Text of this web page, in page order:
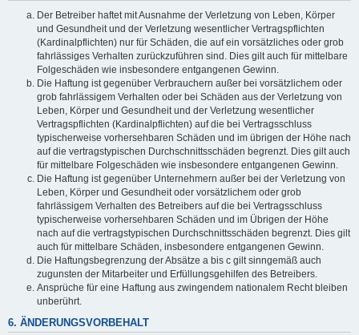
Der Betreiber haftet mit Ausnahme der Verletzung von Leben, Körper
und Gesundheit und der Verletzung wesentlicher Vertragspflichten
(Kardinalpflichten) nur für Schäden, die auf ein vorsätzliches oder grob
fahrlässiges Verhalten zurückzuführen sind. Dies gilt auch für mittelbare
Folgeschäden wie insbesondere entgangenen Gewinn.
Die Haftung ist gegenüber Verbrauchern außer bei vorsätzlichem oder
grob fahrlässigem Verhalten oder bei Schäden aus der Verletzung von
Leben, Körper und Gesundheit und der Verletzung wesentlicher
Vertragspflichten (Kardinalpflichten) auf die bei Vertragsschluss
typischerweise vorhersehbaren Schäden und im übrigen der Höhe nach
auf die vertragstypischen Durchschnittsschäden begrenzt. Dies gilt auch
für mittelbare Folgeschäden wie insbesondere entgangenen Gewinn.
Die Haftung ist gegenüber Unternehmern außer bei der Verletzung von
Leben, Körper und Gesundheit oder vorsätzlichem oder grob
fahrlässigem Verhalten des Betreibers auf die bei Vertragsschluss
typischerweise vorhersehbaren Schäden und im Übrigen der Höhe
nach auf die vertragstypischen Durchschnittsschäden begrenzt. Dies gilt
auch für mittelbare Schäden, insbesondere entgangenen Gewinn.
Die Haftungsbegrenzung der Absätze a bis c gilt sinngemäß auch
zugunsten der Mitarbeiter und Erfüllungsgehilfen des Betreibers.
Ansprüche für eine Haftung aus zwingendem nationalem Recht bleiben
unberührt.
6. ÄNDERUNGSVORBEHALT